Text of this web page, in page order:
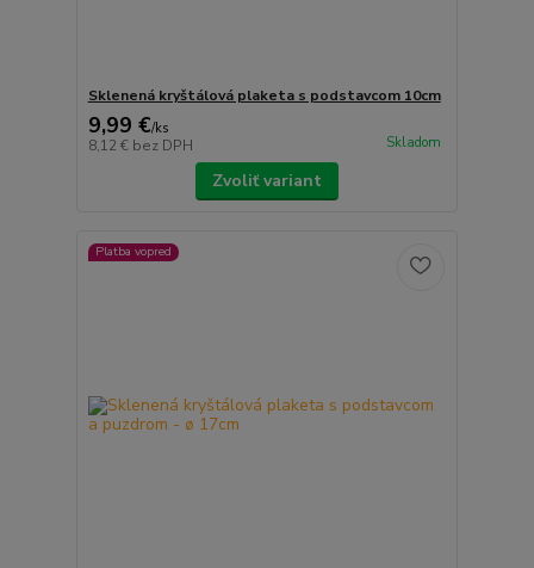
Sklenená kryštálová plaketa s podstavcom 10cm
9,99 €/ks
8,12 € bez DPH Skladom
Zvoliť variant
Platba vopred